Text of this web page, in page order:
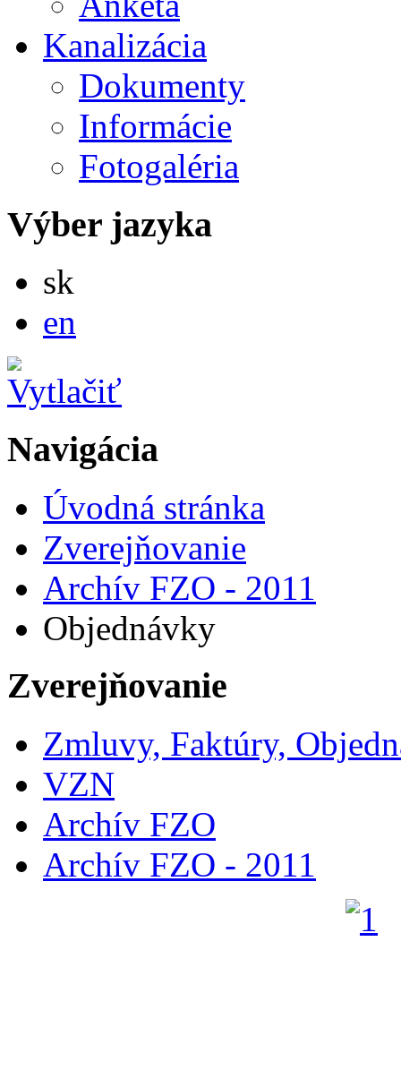
Kanalizácia
Dokumenty
Informácie
Fotogaléria
Výber jazyka
sk
en
Navigácia
Úvodná stránka
Zverejňovanie
Archív FZO - 2011
Objednávky
Zverejňovanie
Zmluvy, Faktúry,
VZN
Archív FZO
Archív FZO - 2011